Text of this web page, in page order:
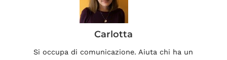
Carlotta
Si occupa di comunicazione. Aiuta chi ha un